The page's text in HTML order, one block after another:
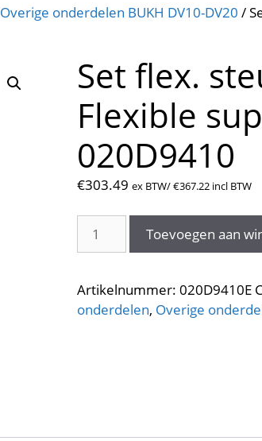
Overige onderdelen BUKH DV10-DV20 /
Set flex.
Flexible
020D9410
€303.49 ex BTW/€367.22 incl BTW
flex.
dv10.
Flexible
Toevoegen aan
Artikelnummer:020D9410E
onderdelen, Overige